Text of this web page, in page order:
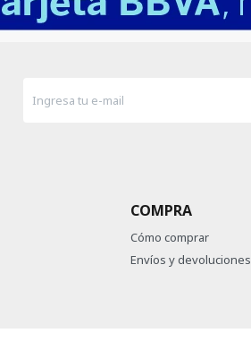
COMPRA
Cómo comprar
Envíos y devoluciones